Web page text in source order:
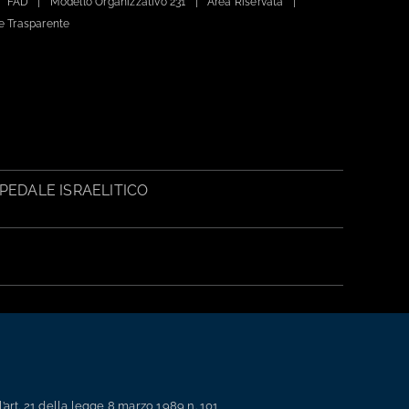
Trasparente
ISRAELITICO
21 della legge 8 marzo 1989 n. 101